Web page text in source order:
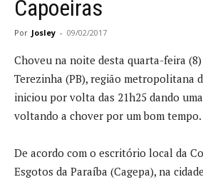
Capoeiras
Por Josley - 09/02/2017
Choveu na noite desta quarta-feira (8)
Terezinha (PB), região metropolitana
iniciou por volta das 21h25 dando
voltando a chover por um bom tempo.
De acordo com o escritório local da
Esgotos da Paraíba (Cagepa), na